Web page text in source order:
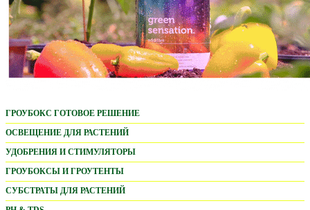
ГРОУБОКС ГОТОВОЕ РЕШЕНИЕ
ОСВЕЩЕНИЕ ДЛЯ РАСТЕНИЙ
LED ОСВЕЩЕНИЕ
PARFACT WORKS
MARS HYDRO LED
HORTI BLOOM
УДОБРЕНИЯ И СТИМУЛЯТОРЫ
ADVANCED NUTRIENTS
БАЗОВЫЕ УДОБРЕНИЯ
СТИМУЛЯТОРЫ
ГРОУБОКСЫ И ГРОУТЕНТЫ
PROBOX BASIC
HOMEBOX AMBIENT
СУБСТРАТЫ ДЛЯ РАСТЕНИЙ